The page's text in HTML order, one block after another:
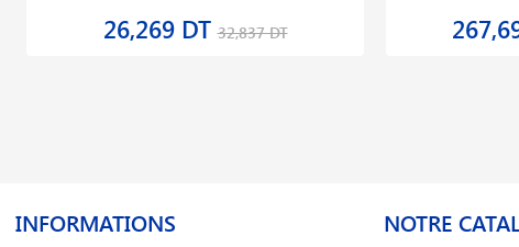
26,269 DT32,837 DT
INFORMATIONS NOTRE